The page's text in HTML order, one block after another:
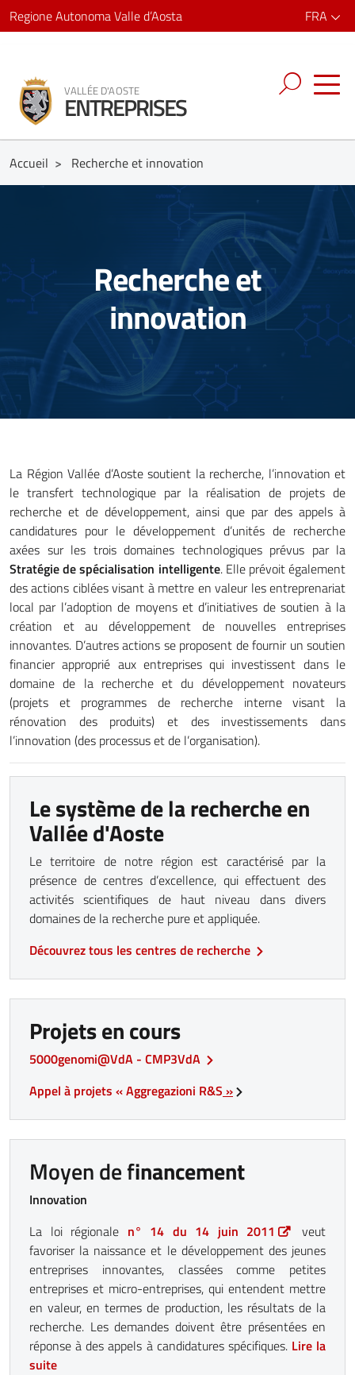
Regione Autonoma Valle d’Aosta FRA
VALLÉE D'AOSTE
ENTREPRISES
Accueil > Recherche et innovation
Recherche et
innovation
La Région Vallée d’Aoste soutient la recherche, l’innovation et
le transfert technologique par la réalisation de projets de
recherche et de développement, ainsi que par des appels à
candidatures pour le développement d’unités de recherche
axées sur les trois domaines technologiques prévus par la
Stratégie de spécialisation intelligente. Elle prévoit également
des actions ciblées visant à mettre en valeur les entreprenariat
local par l’adoption de moyens et d’initiatives de soutien à la
création et au développement de nouvelles entreprises
innovantes. D’autres actions se proposent de fournir un soutien
financier approprié aux entreprises qui investissent dans le
domaine de la recherche et du développement novateurs
(projets et programmes de recherche interne visant la
rénovation des produits) et des investissements dans
l’innovation (des processus et de l’organisation).
Le système de la recherche en
Vallée d'Aoste
Le territoire de notre région est caractérisé par la
présence de centres d’excellence, qui effectuent des
activités scientifiques de haut niveau dans divers
domaines de la recherche pure et appliquée.
Découvrez tous les centres de recherche
Projets en cours
5000genomi@VdA - CMP3VdA
Appel à projets « Aggregazioni R&S »
Moyen de financement
Innovation
La loi régionale n° 14 du 14 juin 2011
veut
favoriser la naissance et le développement des jeunes
entreprises innovantes, classées comme petites
entreprises et micro-entreprises, qui entendent mettre
en valeur, en termes de production, les résultats de la
recherche. Les demandes doivent être présentées en
réponse à des appels à candidatures spécifiques. Lire la
suite